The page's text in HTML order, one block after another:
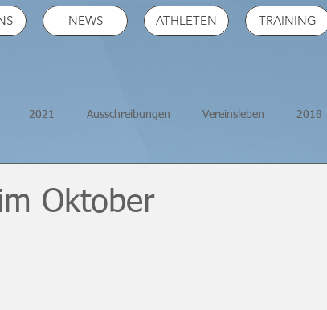
NEWS ATHLETEN TRAINING
2021 Ausschreibungen Vereinsleben 2018
Oktober